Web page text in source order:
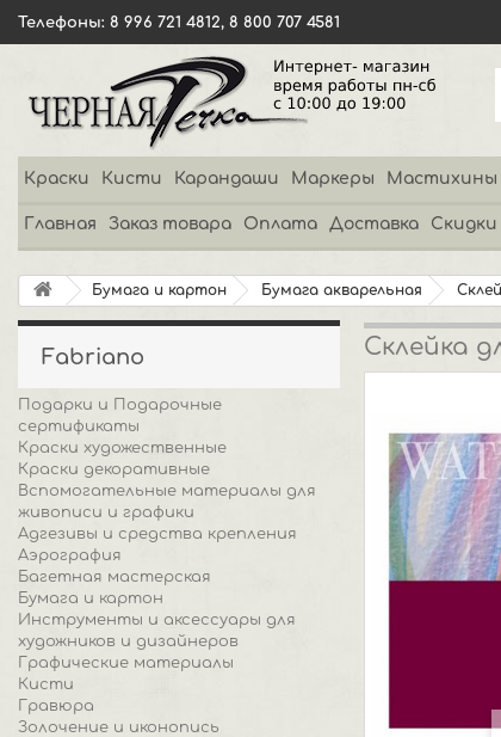
Телефоны: 8 996 721 4812, 8 800 707 4581
Краски Кисти Карандаши Маркеры Мастихины
Главная Заказ товара Оплата Доставка Скидки
Бумага и картон Бумага акварельная
Fabriano
Подарки и Подарочные
сертификаты
Краски художественные
Краски декоративные
Вспомогательные материалы для
живописи и графики
Адгезивы и средства крепления
Аэрография
Багетная мастерская
Бумага и картон
Инструменты и аксессуары для
художников и дизайнеров
Графические материалы
Кисти
Гравюра
Золочение и иконопись
Склейка